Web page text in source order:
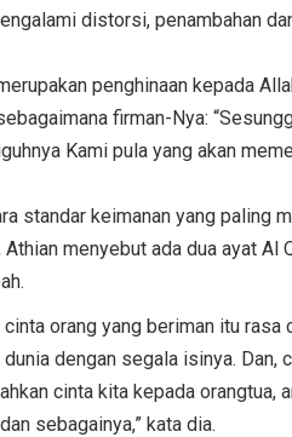
distorsi, penambahan
penghinaan kepada
firman-Nya:
Kami pula yang akan
standar keimanan yang paling
Athian menyebut ada dua ayat Al
cinta orang yang beriman itu
dengan segala isinya. Dan,
cinta kita kepada orangtua,
sebagainya,” kata dia.